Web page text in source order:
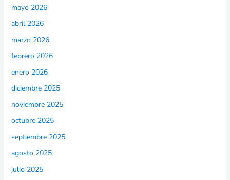
mayo 2026
abril 2026
marzo 2026
febrero 2026
enero 2026
diciembre 2025
noviembre 2025
octubre 2025
septiembre 2025
agosto 2025
julio 2025